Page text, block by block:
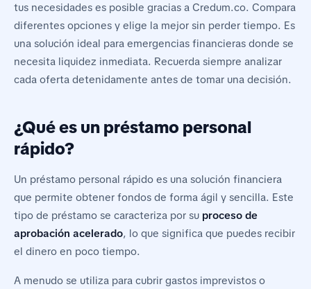
tus necesidades es posible gracias a Credum.co. Compara
diferentes opciones y elige la mejor sin perder tiempo. Es
una solución ideal para emergencias financieras donde se
necesita liquidez inmediata. Recuerda siempre analizar
cada oferta detenidamente antes de tomar una decisión.
¿Qué es un préstamo personal
rápido?
Un préstamo personal rápido es una solución financiera
que permite obtener fondos de forma ágil y sencilla. Este
tipo de préstamo se caracteriza por su proceso de
aprobación acelerado, lo que significa que puedes recibir
el dinero en poco tiempo.
A menudo se utiliza para cubrir gastos imprevistos o